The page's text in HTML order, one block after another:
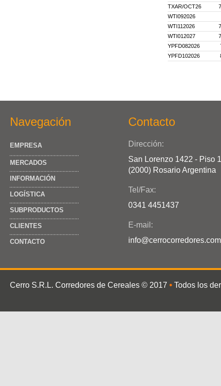
TXAR/OCT26
WTI092026
WTI112026
WTI012027
YPFD082026
YPFD102026
Navegación
EMPRESA
MERCADOS
INFORMACIÓN
LOGÍSTICA
SUBPRODUCTOS
CLIENTES
CONTACTO
Contacto
Dirección:
San Lorenzo 1422 - Piso 1
(2000) Rosario Argentina
Tel/Fax:
0341 4451437
E-mail:
Cerro S.R.L. Corredores de Cereales © 2017 • Todos los